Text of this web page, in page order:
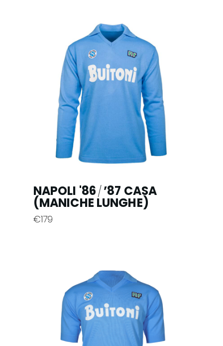
NAPOLI '86/ ’87 CASA
(MANICHE LUNGHE)
€179
possono